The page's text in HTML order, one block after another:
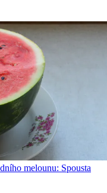
melounu: Spousta